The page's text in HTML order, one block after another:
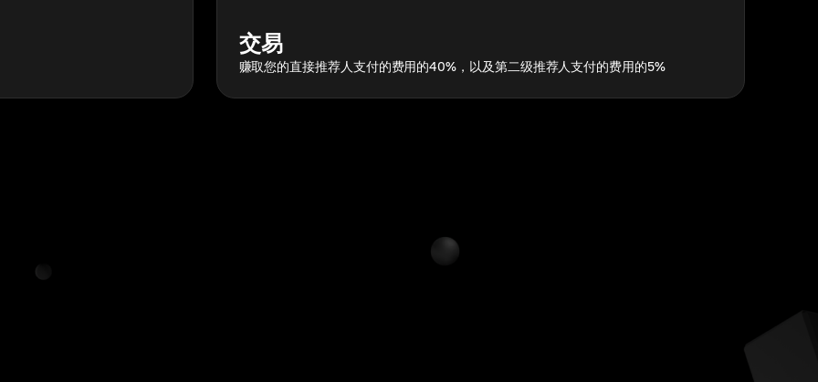
交易
赚取您的直接推荐人支付的费用的40%，以及第二级推荐人支付的费用的5%